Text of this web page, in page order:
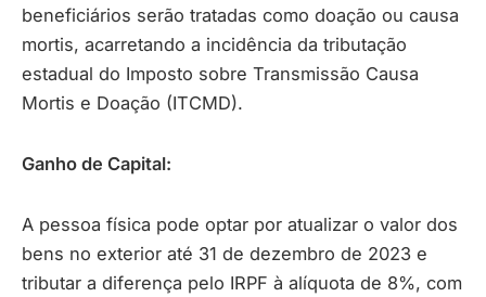
beneficiários serão tratadas como doação ou causa
mortis, acarretando a incidência da tributação
estadual do Imposto sobre Transmissão Causa
Mortis e Doação (ITCMD).
Ganho de Capital:
A pessoa física pode optar por atualizar o valor dos
bens no exterior até 31 de dezembro de 2023 e
tributar a diferença pelo IRPF à alíquota de 8%, com